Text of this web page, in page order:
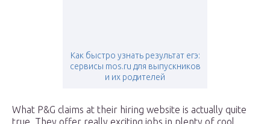
Как быстро узнать результат егэ:
сервисы mos.ru для выпускников
и их родителей
What P&G claims at their hiring website is actually quite
true. They offer really exciting jobs in plenty of cool